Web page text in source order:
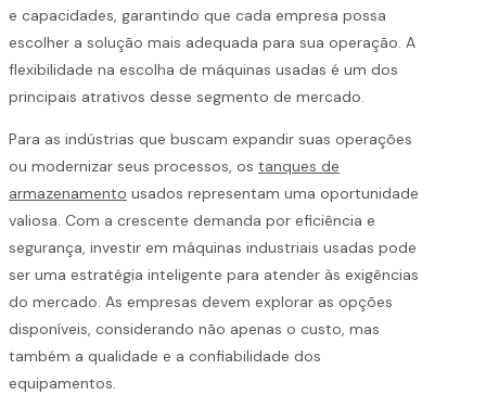
e capacidades, garantindo que cada empresa possa
escolher a solução mais adequada para sua operação. A
flexibilidade na escolha de máquinas usadas é um dos
principais atrativos desse segmento de mercado.
Para as indústrias que buscam expandir suas operações
ou modernizar seus processos, os tanques de
armazenamento usados representam uma oportunidade
valiosa. Com a crescente demanda por eficiência e
segurança, investir em máquinas industriais usadas pode
ser uma estratégia inteligente para atender às exigências
do mercado. As empresas devem explorar as opções
disponíveis, considerando não apenas o custo, mas
também a qualidade e a confiabilidade dos
equipamentos.